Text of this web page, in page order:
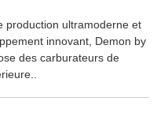
production ultramoderne et
innovant, Demon by
des carburateurs de